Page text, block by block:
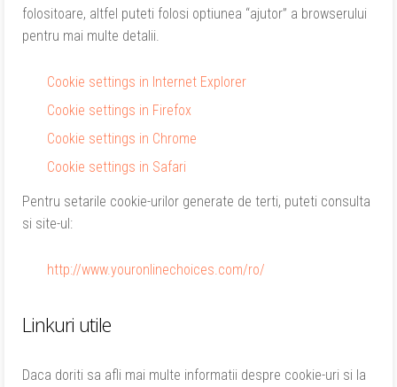
folositoare, altfel puteti folosi optiunea “ajutor” a browserului
pentru mai multe detalii.
Cookie settings in Internet Explorer
Cookie settings in Firefox
Cookie settings in Chrome
Cookie settings in Safari
Pentru setarile cookie-urilor generate de terti, puteti consulta
si site-ul:
http://www.youronlinechoices.com/ro/
Linkuri utile
Daca doriti sa afli mai multe informatii despre cookie-uri si la